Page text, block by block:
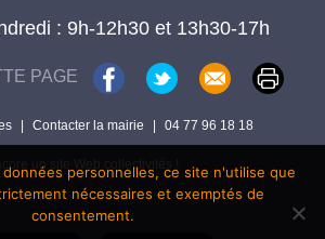
: 9h-12h30 et 13h30-17h
PAGE
| Contacter la mairie | 04 77 96 18 18
un site Web collectivités !
personnelles, ce site n'utilise que
nécessaires et exemptés de
consentement.